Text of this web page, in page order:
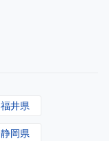
福井県
静岡県